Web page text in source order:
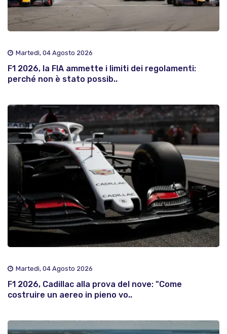
Martedì, 04 Agosto 2026
F1 2026, la FIA ammette i limiti dei regolamenti:
perché non è stato possib..
Martedì, 04 Agosto 2026
F1 2026, Cadillac alla prova del nove: "Come
costruire un aereo in pieno vo..